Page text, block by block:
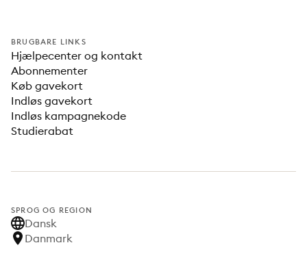
BRUGBARE LINKS
Hjælpecenter og kontakt
Abonnementer
Køb gavekort
Indløs gavekort
Indløs kampagnekode
Studierabat
SPROG OG REGION
Dansk
Danmark